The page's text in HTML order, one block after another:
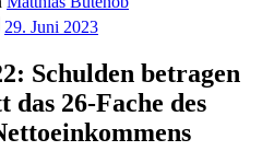
29. Juni 2023
Schulden betragen
26-Fache des